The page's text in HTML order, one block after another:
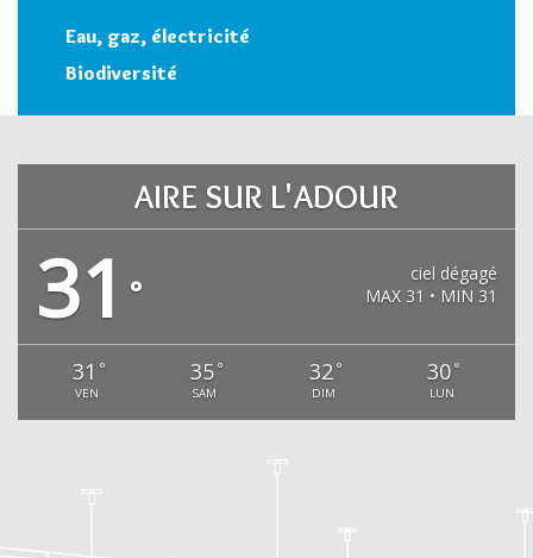
Eau, gaz, électricité
Biodiversité
AIRE SUR L'ADOUR
31 °
ciel dégagé
MAX 31 • MIN 31
31 °
VEN
35 °
SAM
32 °
DIM
30 °
LUN